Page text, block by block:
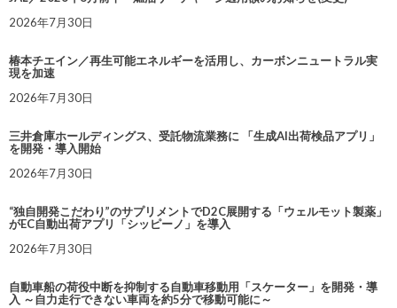
2026年7月30日
椿本チエイン／再生可能エネルギーを活用し、カーボンニュートラル実
現を加速
2026年7月30日
三井倉庫ホールディングス、受託物流業務に 「生成AI出荷検品アプリ」
を開発・導入開始
2026年7月30日
“独自開発こだわり”のサプリメントでD2C展開する「ウェルモット製薬」
がEC自動出荷アプリ「シッピーノ」を導入
2026年7月30日
自動車船の荷役中断を抑制する自動車移動用「スケーター」を開発・導
入 ～自力走行できない車両を約5分で移動可能に～